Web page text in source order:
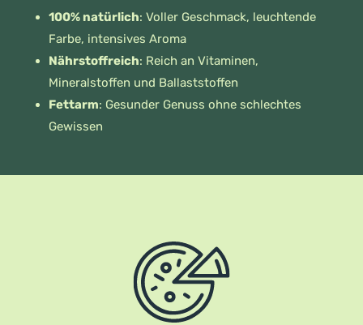
100% natürlich: Voller Geschmack, leuchtende
Farbe, intensives Aroma
Nährstoffreich: Reich an Vitaminen,
Mineralstoffen und Ballaststoffen
Fettarm: Gesunder Genuss ohne schlechtes
Gewissen